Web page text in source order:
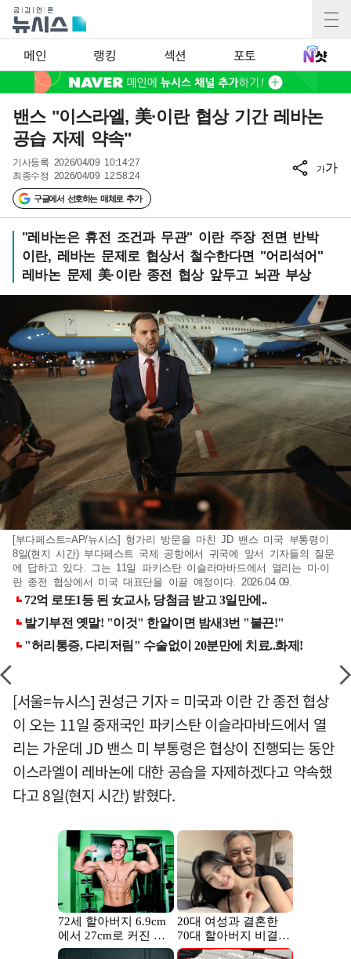
메인 랭킹 섹션 포토
밴스 "이스라엘, 美·이란 협상 기간 레바논
공습 자제 약속"
기사등록 2026/04/09 10:14:27
최종수정 2026/04/09 12:58:24
구글에서 선호하는 매체로 추가
가가
"레바논은 휴전 조건과 무관" 이란 주장 전면 반박
이란, 레바논 문제로 협상서 철수한다면 "어리석어"
레바논 문제 美·이란 종전 협상 앞두고 뇌관 부상
[부다페스트=AP/뉴시스] 헝가리 방문을 마친 JD 밴스 미국 부통령이
8일(현지 시간) 부다페스트 국제 공항에서 귀국에 앞서 기자들의 질문
에 답하고 있다. 그는 11일 파키스탄 이슬라마바드에서 열리는 미·이
란 종전 협상에서 미국 대표단을 이끌 예정이다. 2026.04.09.
[서울=뉴시스] 권성근 기자 = 미국과 이란 간 종전 협상
이 오는 11일 중재국인 파키스탄 이슬라마바드에서 열
리는 가운데 JD 밴스 미 부통령은 협상이 진행되는 동안
이스라엘이 레바논에 대한 공습을 자제하겠다고 약속했
다고 8일(현지 시간) 밝혔다.